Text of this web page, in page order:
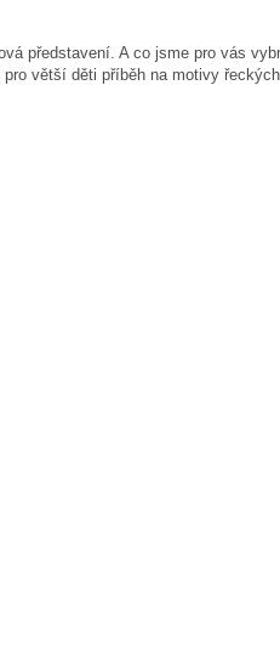
představení. A co jsme pro vás
větší děti příběh na motivy